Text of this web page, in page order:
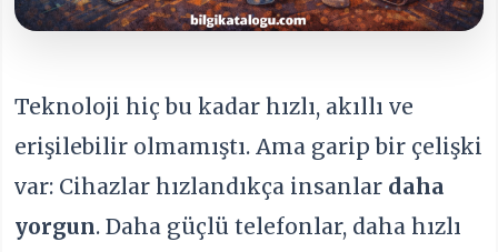
Teknoloji hiç bu kadar hızlı, akıllı ve
erişilebilir olmamıştı. Ama garip bir çelişki
var: Cihazlar hızlandıkça insanlar daha
yorgun. Daha güçlü telefonlar, daha hızlı